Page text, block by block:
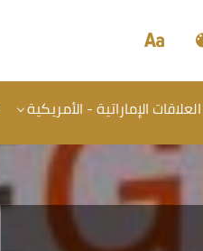
العلاقات الإماراتية - الأمريكية